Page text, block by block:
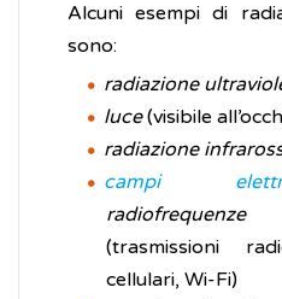
Alcuni esempi di
sono:
radiazione
luce(visibile
radiazione
campi
(trasmissioni
cellulari, Wi-Fi)